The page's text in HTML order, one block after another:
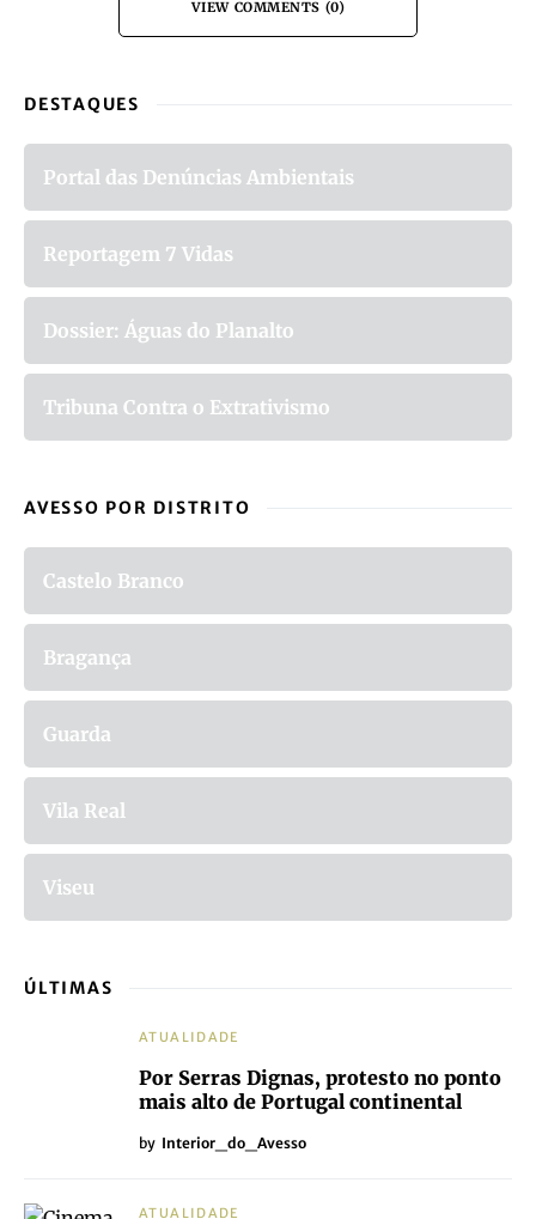
VIEW COMMENTS (0)
DESTAQUES
Portal das Denúncias Ambientais
Reportagem 7 Vidas
Dossier: Águas do Planalto
Tribuna Contra o Extrativismo
AVESSO POR DISTRITO
Castelo Branco
Bragança
Guarda
Vila Real
Viseu
ÚLTIMAS
ATUALIDADE
Por Serras Dignas, protesto no ponto
mais alto de Portugal continental
by Interior_do_Avesso
ATUALIDADE